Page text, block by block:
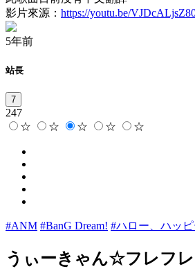
影片來源： https://youtu.be/
5年前
站長
7
247
☆
☆ ☆ ☆ ☆
#ANM #BanG Dream! #ハロー、ハッ
うぃーきゃん☆フレフ